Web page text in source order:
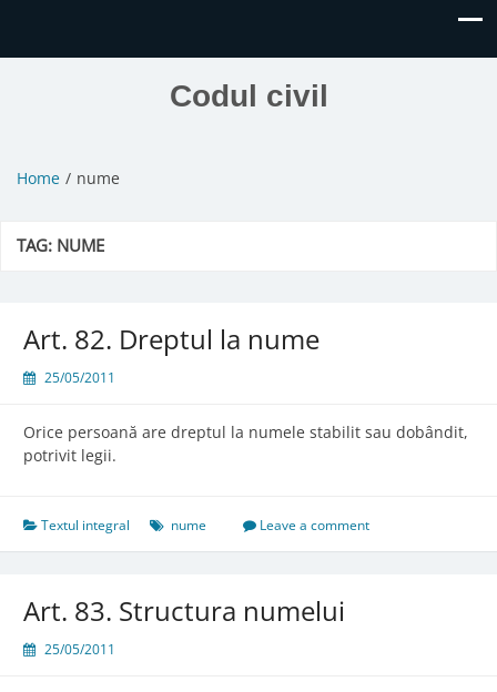
Codul civil
Home nume
TAG: NUME
Art. 82. Dreptul la nume
25/05/2011
Orice persoană are dreptul la numele stabilit sau dobândit,
potrivit legii.
Textul integral nume Leave a comment
Art. 83. Structura numelui
25/05/2011